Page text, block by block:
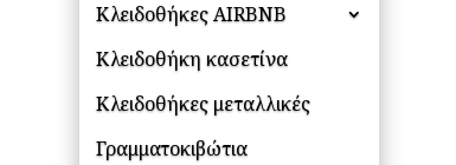
Κλειδοθήκες AIRBNB
Κλειδοθήκη κασετίνα
Κλειδοθήκες μεταλλικές
Γραμματοκιβώτια